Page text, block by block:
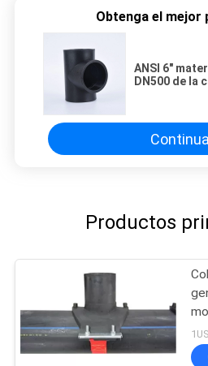
Obtenga el mejor
ANSI 6"
DN500 de la
Productos